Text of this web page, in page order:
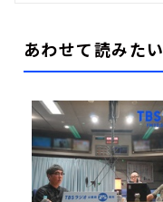
あわせて読みたい